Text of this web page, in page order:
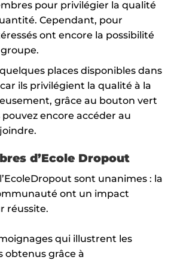
pour privilégier la qualité
Cependant, pour
ont encore la possibilité
places disponibles dans
ils privilégient la qualité à la
grâce au bouton vert
pouvez encore accéder au
d’Ecole Dropout
sont unanimes : la
ont un impact
réussite.
qui illustrent les
obtenus grâce à